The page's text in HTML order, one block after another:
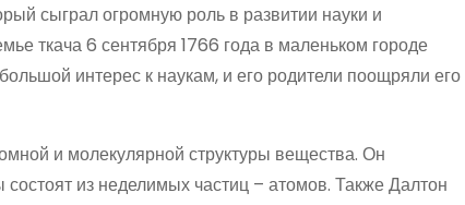
сыграл огромную роль в развитии науки и
ткача 6 сентября 1766 года в маленьком городе
интерес к наукам, и его родители поощряли его
и молекулярной структуры вещества. Он
из неделимых частиц – атомов. Также Далтон